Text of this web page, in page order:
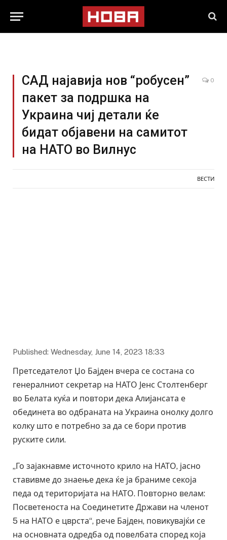
САД најавија нов “робусен”
пакет за подршка на
Украина чиј детали ќе
бидат објавени на самитот
на НАТО во Вилнус
0
ВЕСТИ
Published: Wednesday, June 14, 2023 18:33
Претседателот Џо Бајден вчера се состана со
генералниот секретар на НАТО Јенс Столтенберг
во Белата куќа и повтори дека Алијансата е
обединета во одбраната на Украина онолку долго
колку што е потребно за да се бори против
руските сили.
„Го зајакнавме источното крило на НАТО, јасно
ставивме до знаење дека ќе ја браниме секоја
педа од територијата на НАТО. Повторно велам:
Посветеноста на Соединетите Држави на членот
5 на НАТО е цврста“, рече Бајден, повикувајќи се
на основната одредба од повелбата според која